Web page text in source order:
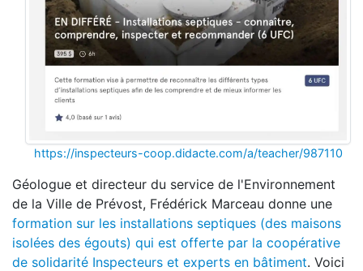
https://inspecteurs-coop.didacte.com/a/teacher/987110
Géologue et directeur du service de l'Environnement
de la Ville de Prévost, Frédérick Marceau donne une
formation sur les installations septiques (des maisons
isolées des égouts) qui est offerte par la coopérative
de solidarité Inspecteurs et experts en bâtiment. Voici